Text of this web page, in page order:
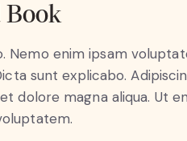
Book
Nemo enim ipsam
sunt explicabo.
dolore magna aliqua. Ut